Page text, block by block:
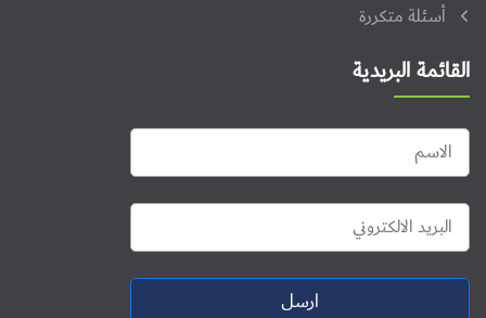
أسئلة متكررة
القائمة البريدية
ارسل